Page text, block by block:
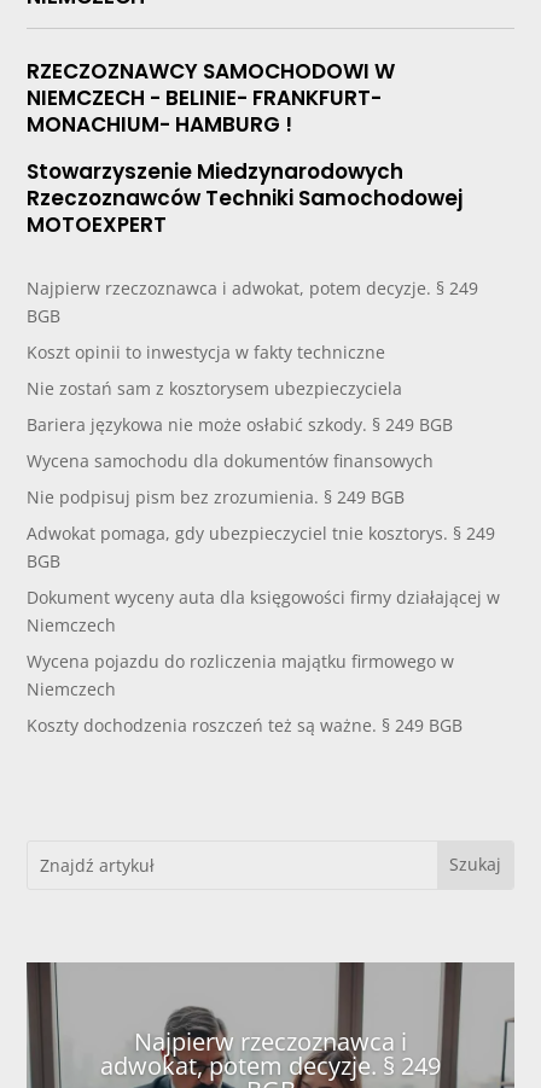
RZECZOZNAWCY SAMOCHODOWI W
NIEMCZECH - BELINIE- FRANKFURT-
MONACHIUM- HAMBURG !
Stowarzyszenie Miedzynarodowych
Rzeczoznawców Techniki Samochodowej
MOTOEXPERT
Najpierw rzeczoznawca i adwokat, potem decyzje. § 249
BGB
Koszt opinii to inwestycja w fakty techniczne
Nie zostań sam z kosztorysem ubezpieczyciela
Bariera językowa nie może osłabić szkody. § 249 BGB
Wycena samochodu dla dokumentów finansowych
Nie podpisuj pism bez zrozumienia. § 249 BGB
Adwokat pomaga, gdy ubezpieczyciel tnie kosztorys. § 249
BGB
Dokument wyceny auta dla księgowości firmy działającej w
Niemczech
Wycena pojazdu do rozliczenia majątku firmowego w
Niemczech
Koszty dochodzenia roszczeń też są ważne. § 249 BGB
Najpierw rzeczoznawca i
adwokat, potem decyzje. § 249